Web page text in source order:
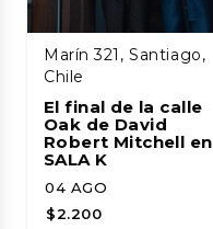
Marín 321, Santiago,
Chile
El final de la calle
Oak de David
Robert Mitchell en
SALA K
04 AGO
$2.200